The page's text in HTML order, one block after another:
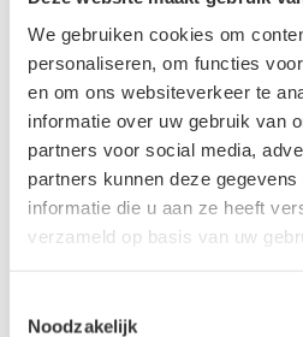
We gebruiken cookies om
personaliseren, om functies
en om ons websiteverkeer te
informatie over uw gebruik van
partners voor social media,
partners kunnen deze
informatie die u aan ze heeft
verzameld op basis van uw
Noodzakelijk
Toelaatbaar
Toelaatbaar aantal personen
Slaapplaatsen